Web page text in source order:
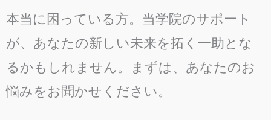
本当に困っている方。当学院のサポート
が、あなたの新しい未来を拓く一助とな
るかもしれません。まずは、あなたのお
悩みをお聞かせください。